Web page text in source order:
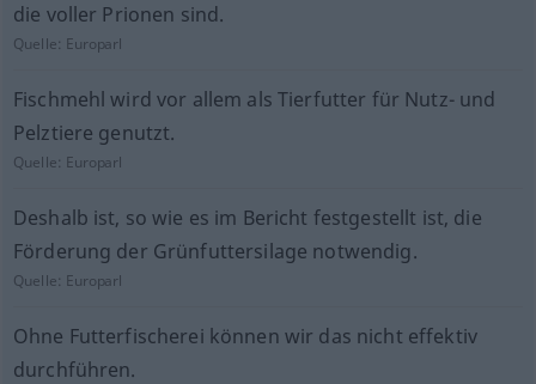
die voller Prionen sind.
Quelle: Europarl
Fischmehl wird vor allem als Tierfutter für Nutz- und
Pelztiere genutzt.
Quelle: Europarl
Deshalb ist, so wie es im Bericht festgestellt ist, die
Förderung der Grünfuttersilage notwendig.
Quelle: Europarl
Ohne Futterfischerei können wir das nicht effektiv
durchführen.